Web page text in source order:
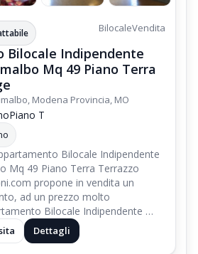
BilocaleVendita
Bilocale Indipendente
Mq 49 Piano Terra
Modena Provincia, MO
Piano T
Bilocale Indipendente
Mq 49 Piano Terra Terrazzo
propone in vendita un
ad un prezzo molto
Bilocale Indipendente …
Dettagli